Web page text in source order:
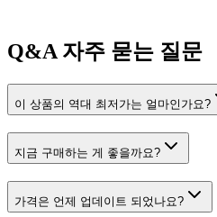
Q&A자주 묻는 질문
이 상품의 역대 최저가는 얼마인가요?
지금 구매하는 게 좋을까요?
가격은 언제 업데이트 되었나요?